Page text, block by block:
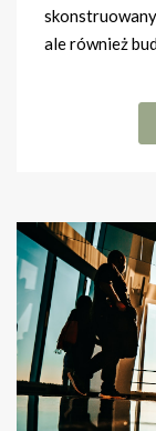
ale również